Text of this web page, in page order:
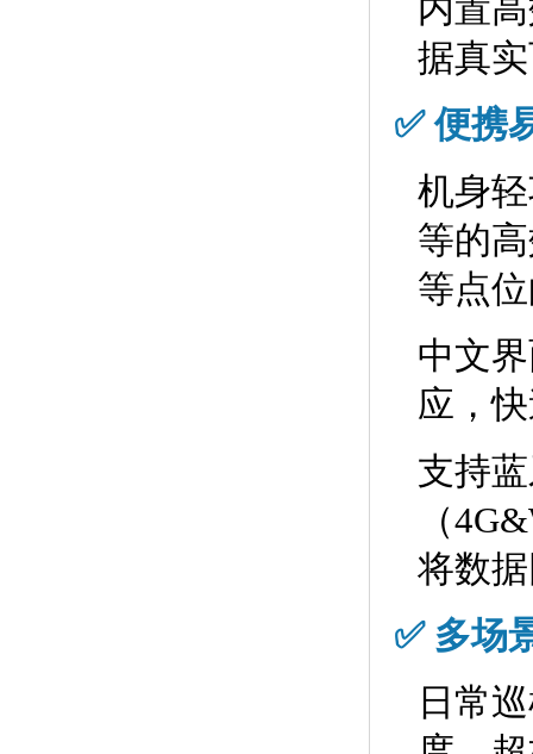
内置
据真
✅ 便携
机身
等的
等点
中文
应，
支持
（
将数
✅ 多场
日常